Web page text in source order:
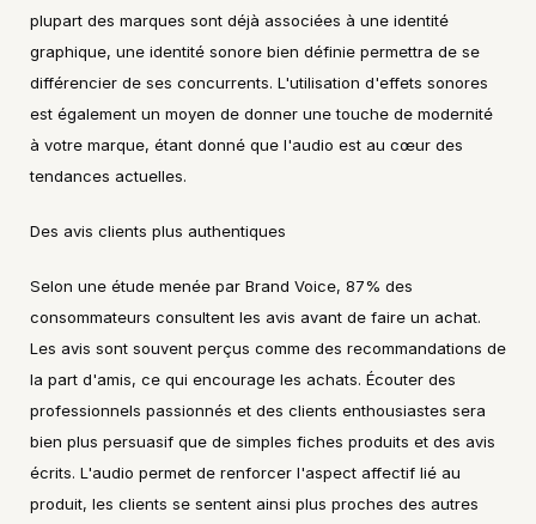
plupart des marques sont déjà associées à une identité
graphique, une identité sonore bien définie permettra de se
différencier de ses concurrents. L'utilisation d'effets sonores
est également un moyen de donner une touche de modernité
à votre marque, étant donné que l'audio est au cœur des
tendances actuelles.
Des avis clients plus authentiques
Selon une étude menée par Brand Voice, 87% des
consommateurs consultent les avis avant de faire un achat.
Les avis sont souvent perçus comme des recommandations de
la part d'amis, ce qui encourage les achats. Écouter des
professionnels passionnés et des clients enthousiastes sera
bien plus persuasif que de simples fiches produits et des avis
écrits. L'audio permet de renforcer l'aspect affectif lié au
produit, les clients se sentent ainsi plus proches des autres